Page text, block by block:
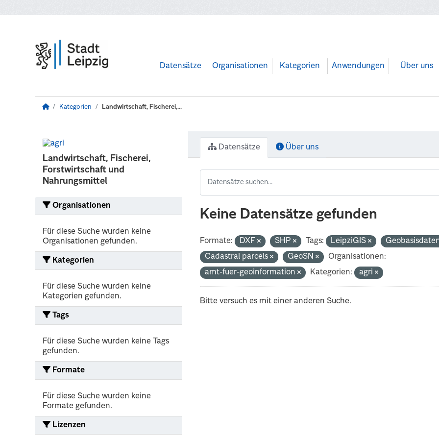
Datensätze Organisationen Kategorien Anwendungen Über uns
Kategorien Landwirtschaft, Fischerei,...
Landwirtschaft, Fischerei,
Forstwirtschaft und
Nahrungsmittel
Organisationen
Für diese Suche wurden keine
Organisationen gefunden.
Kategorien
Für diese Suche wurden keine
Kategorien gefunden.
Tags
Für diese Suche wurden keine Tags
gefunden.
Formate
Für diese Suche wurden keine
Formate gefunden.
Lizenzen
Datensätze Über uns
Keine Datensätze gefunden
Formate: DXF SHP Tags: LeipziGIS
Cadastral parcels
GeoSN
Organisationen:
amt-fuer-geoinformation
Kategorien: agri
Bitte versuch es mit einer anderen Suche.